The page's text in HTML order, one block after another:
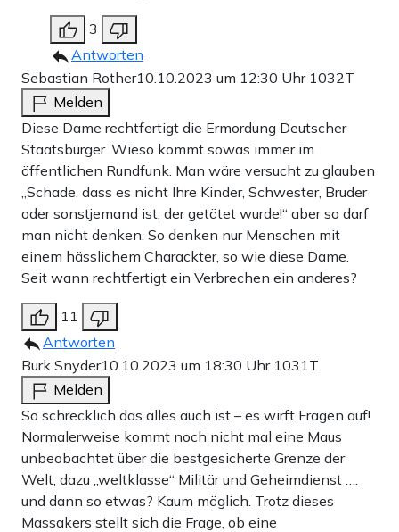
3
Antworten
Sebastian Rother10.10.2023 um 12:30 Uhr 1032T
Melden
Diese Dame rechtfertigt die Ermordung Deutscher
Staatsbürger. Wieso kommt sowas immer im
öffentlichen Rundfunk. Man wäre versucht zu glauben
„Schade, dass es nicht Ihre Kinder, Schwester, Bruder
oder sonstjemand ist, der getötet wurde!“ aber so darf
man nicht denken. So denken nur Menschen mit
einem hässlichem Charackter, so wie diese Dame.
Seit wann rechtfertigt ein Verbrechen ein anderes?
11
Antworten
Burk Snyder10.10.2023 um 18:30 Uhr 1031T
Melden
So schrecklich das alles auch ist – es wirft Fragen auf!
Normalerweise kommt noch nicht mal eine Maus
unbeobachtet über die bestgesicherte Grenze der
Welt, dazu „weltklasse“ Militär und Geheimdienst ….
und dann so etwas? Kaum möglich. Trotz dieses
Massakers stellt sich die Frage, ob eine